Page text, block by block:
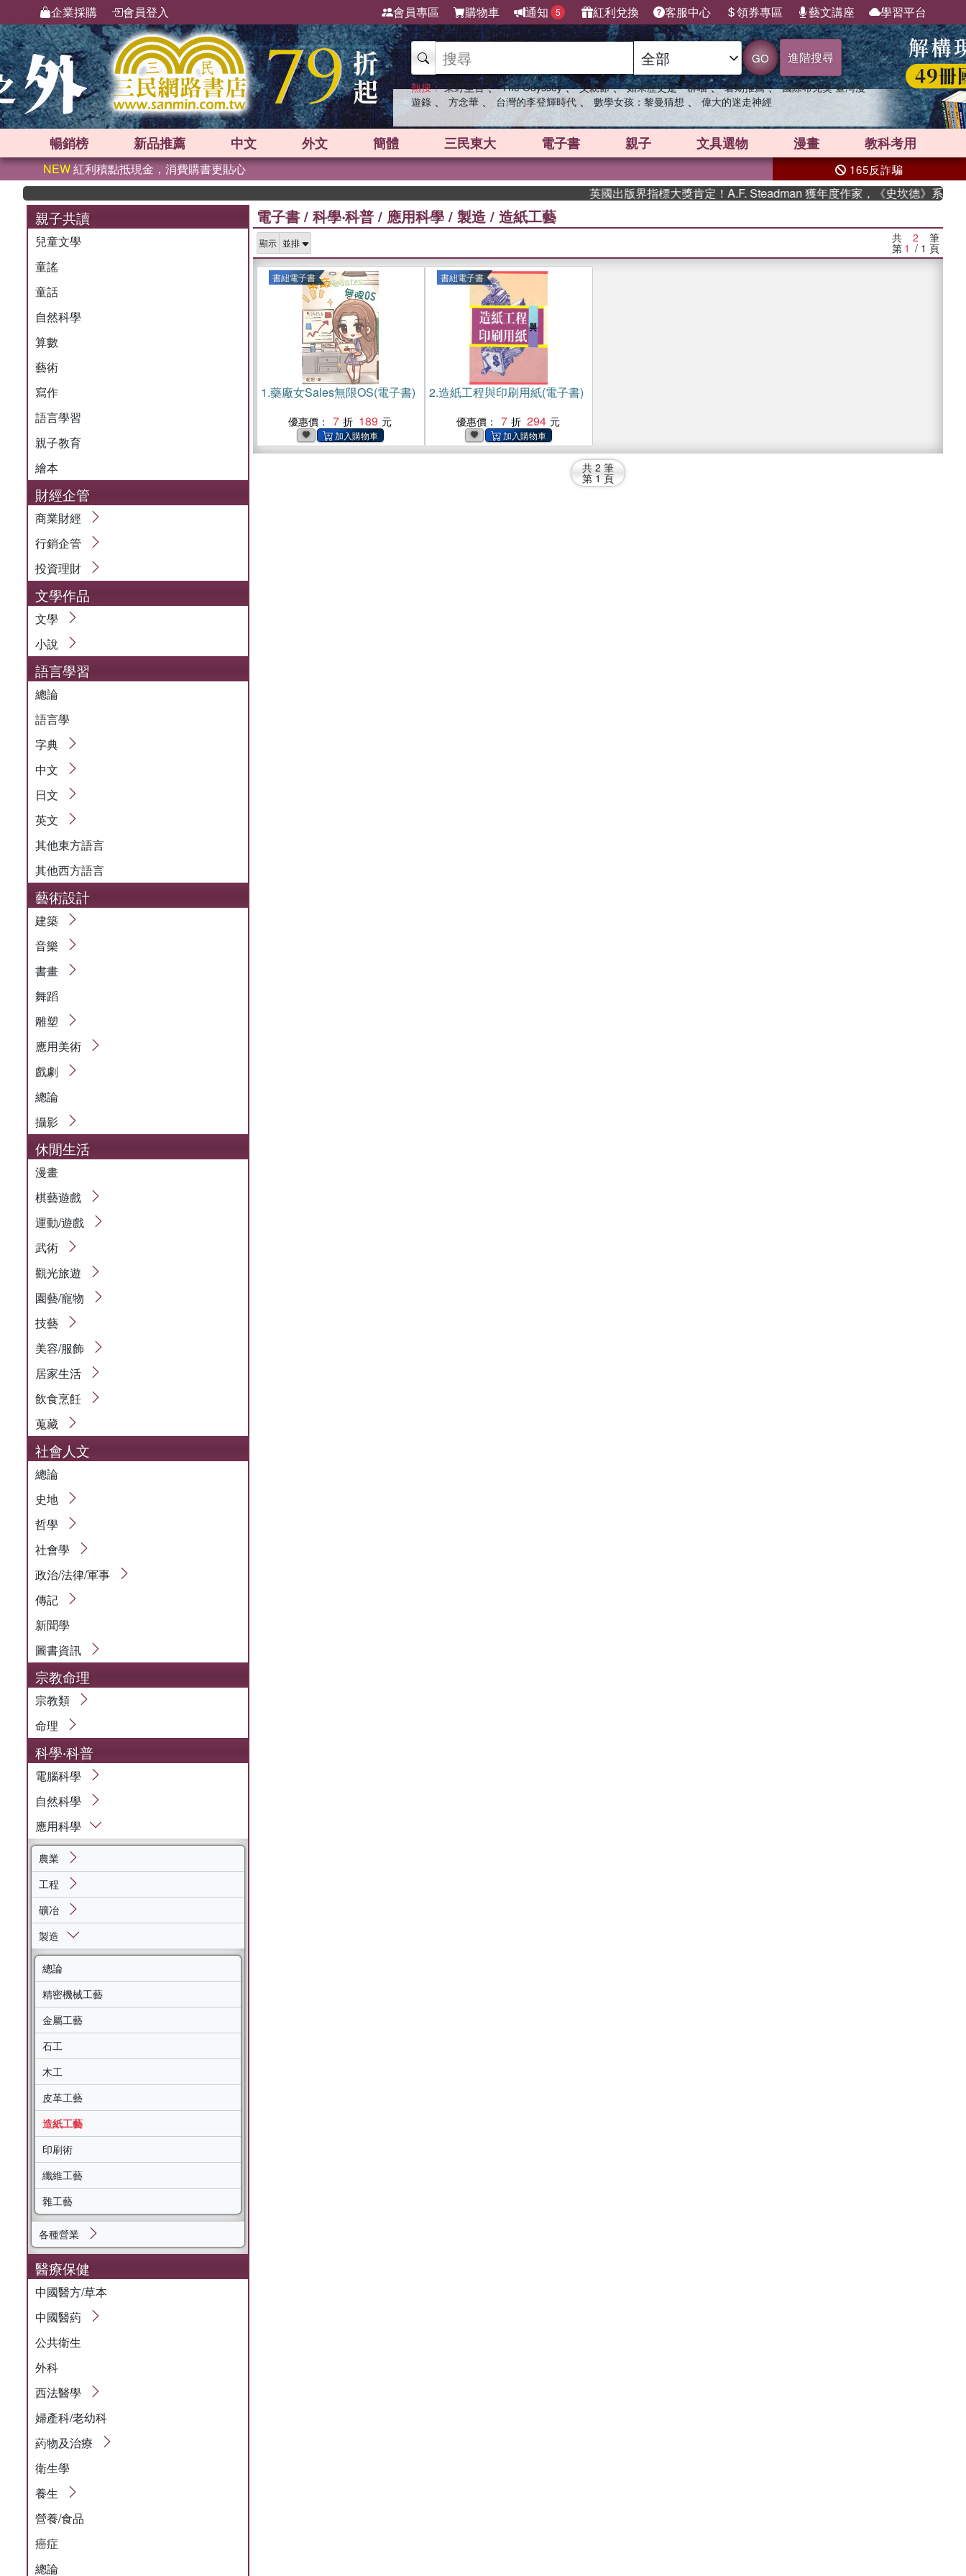
企業採購 會員登入 會員專區 購物車 通知 5 紅利兌換 客服中心 領券專區 藝文講座 學習平台
GO 進階搜尋
熱搜： 東野圭吾 、 The Odyssey 、 父親節 、 如果歷史是一群喵 、 暑期推薦 、 國際布克獎 臺灣漫
遊錄 、 方念華 、 台灣的李登輝時代 、 數學女孩：黎曼猜想 、 偉大的迷走神經
暢銷榜 新品推薦 中文 外文 簡體 三民東大 電子書 親子 文具選物 漫畫 教科考用
NEW紅利積點抵現金，消費購書更貼心 165反詐騙
英國出版界指標大獎肯定！A.F. Steadman 獲年度作家，《史坎德》系列帶你踏上
親子共讀
兒童文學
童謠
童話
自然科學
算數
藝術
寫作
語言學習
親子教育
繪本
財經企管
商業財經
行銷企管
投資理財
文學作品
文學
小說
語言學習
總論
語言學
字典
中文
日文
英文
其他東方語言
其他西方語言
藝術設計
建築
音樂
書畫
舞蹈
雕塑
應用美術
戲劇
總論
攝影
休閒生活
漫畫
棋藝遊戲
運動/遊戲
武術
觀光旅遊
園藝/寵物
技藝
美容/服飾
居家生活
飲食烹飪
蒐藏
社會人文
總論
史地
哲學
社會學
政治/法律/軍事
傳記
新聞學
圖書資訊
宗教命理
宗教類
命理
科學‧科普
電腦科學
自然科學
應用科學
農業
工程
礦冶
製造
總論
精密機械工藝
金屬工藝
石工
木工
皮革工藝
造紙工藝
印刷術
纖維工藝
雜工藝
各種營業
醫療保健
中國醫方/草本
中國醫葯
公共衛生
外科
西法醫學
婦產科/老幼科
葯物及治療
衛生學
養生
營養/食品
癌症
總論
電子書 / 科學‧科普 / 應用科學 / 製造 / 造紙工藝
顯示 共 2 筆
第 1 / 1 頁
書紐電子書
1.藥廠女Sales無限OS(電子書)
優惠價： 7 189
書紐電子書
2.造紙工程與印刷用紙(電子書)
優惠價： 7 294
共 2 筆
第 1 頁